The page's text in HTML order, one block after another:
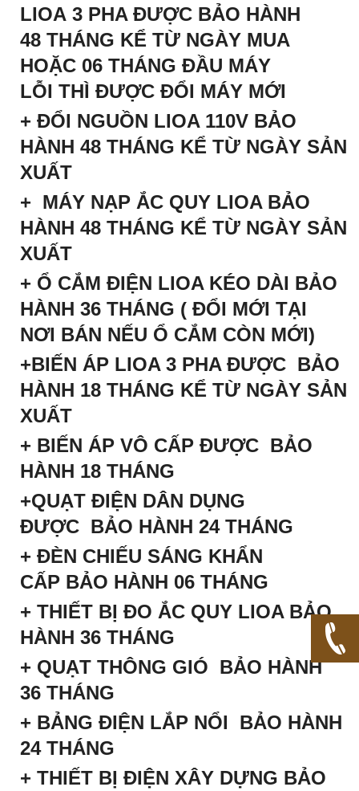
LIOA 3 PHA ĐƯỢC BẢO HÀNH
48 THÁNG KỂ TỪ NGÀY MUA
HOẶC 06 THÁNG ĐẦU MÁY
LỖI THÌ ĐƯỢC ĐỔI MÁY MỚI
+ ĐỔI NGUỒN LIOA 110V BẢO
HÀNH 48 THÁNG KỂ TỪ NGÀY SẢN
XUẤT
+ MÁY NẠP ẮC QUY LIOA BẢO
HÀNH 48 THÁNG KỂ TỪ NGÀY SẢN
XUẤT
+ Ổ CẮM ĐIỆN LIOAKÉO DÀI BẢO
HÀNH 36 THÁNG ( ĐỔI MỚI TẠI
NƠI BÁN NẾU Ổ CẮM CÒN MỚI)
+BIẾN ÁP LIOA 3 PHAĐƯỢC BẢO
HÀNH 18 THÁNG KỂ TỪ NGÀY SẢN
XUẤT
+ BIẾN ÁP VÔ CẤP ĐƯỢC BẢO
HÀNH 18 THÁNG
+QUẠT ĐIỆN DÂN DỤNG
ĐƯỢC BẢO HÀNH 24 THÁNG
+ ĐÈN CHIẾU SÁNG KHẨN
CẤP BẢO HÀNH 06 THÁNG
+ THIẾT BỊ ĐO ẮC QUY LIOA BẢO
HÀNH 36 THÁNG
+ QUẠT THÔNG GIÓ BẢO HÀNH
36 THÁNG
+ BẢNG ĐIỆN LẮP NỔI BẢO HÀNH
24 THÁNG
+ THIẾT BỊ ĐIỆN XÂY DỰNG BẢO